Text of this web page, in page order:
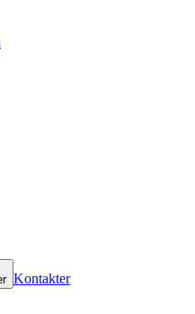
Kontakter